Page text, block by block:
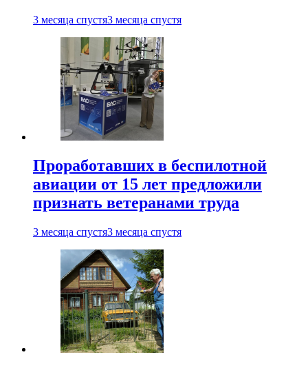
3 месяца спустя3 месяца спустя
Проработавших в беспилотной
авиации от 15 лет предложили
признать ветеранами труда
3 месяца спустя3 месяца спустя